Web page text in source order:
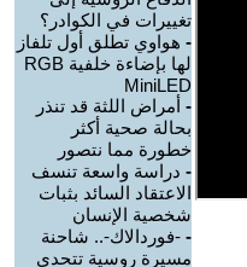
تغييرات في الكوادر؟
- هواوي تطلق أول تلفاز
لها بإضاءة خلفية RGB
MiniLED
- أمراض اللثة قد تنذر
بحالة صحية أكثر
خطورة مما نتصور
- دراسة واسعة تنسف
الاعتقاد السائد بثبات
شخصية الإنسان
- -فوردالاك-.. شاحنة
مسيرة روسية تتحدى